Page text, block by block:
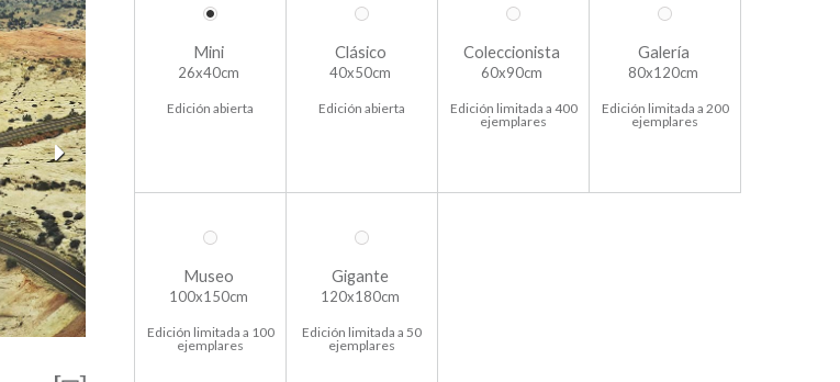
Mini
26x40cm
Edición abierta
Clásico
40x50cm
Edición abierta
Coleccionista
60x90cm
Edición limitada a 400
ejemplares
Galería
80x120cm
Edición limitada a 200
ejemplares
Museo
100x150cm
Edición limitada a 100
ejemplares
Gigante
120x180cm
Edición limitada a 50
ejemplares